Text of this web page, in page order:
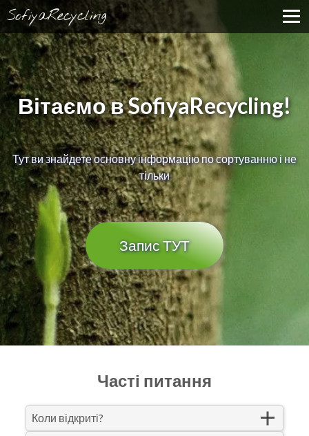
SofiyaRecycling
Вітаємо в SofiyaRecycling!
Тут ви знайдете основну інформацію по сортуванню і не
тільки
Запис ТУТ
Часті питання
Коли відкриті?